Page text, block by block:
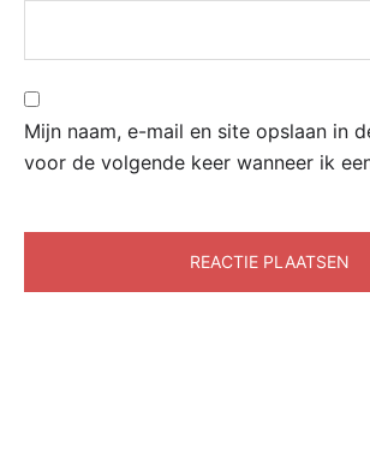
Mijn naam, e-mail en site opslaan in
voor de volgende keer wanneer ik